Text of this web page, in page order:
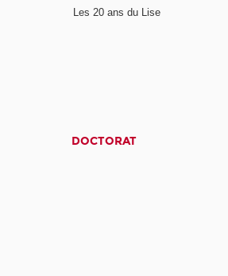
Les 20 ans du Lise
DOCTORAT